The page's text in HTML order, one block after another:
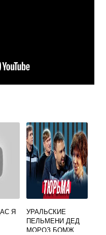
Я
УРАЛЬСКИЕ
ПЕЛЬМЕНИ ДЕД
МОРОЗ БОМЖ